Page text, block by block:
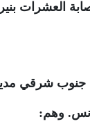
38 مواطنا على الأقل
جنوب شرقي
: